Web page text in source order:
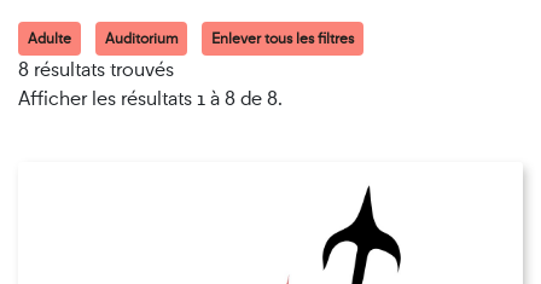
Adulte Auditorium Enlever tous les filtres
8 résultats trouvés
Afficher les résultats 1 à 8 de 8.